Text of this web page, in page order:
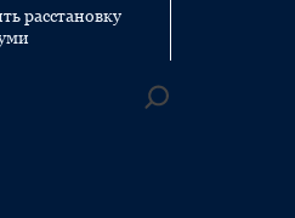
расстановку